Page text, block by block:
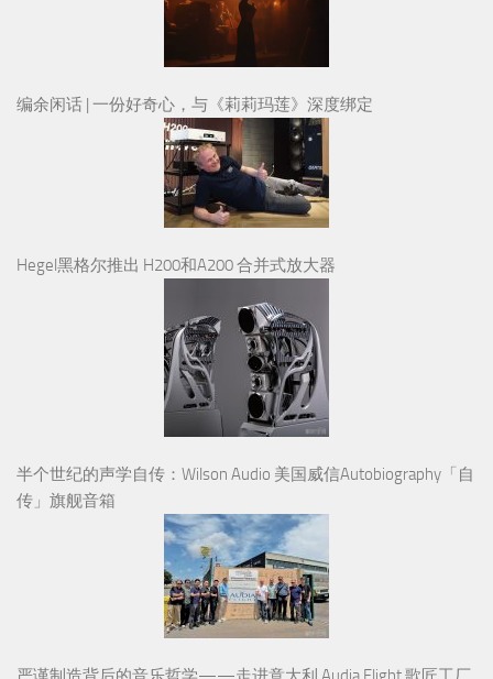
编余闲话 | 一份好奇心，与《莉莉玛莲》深度绑定
Hegel黑格尔推出 H200和A200 合并式放大器
半个世纪的声学自传：Wilson Audio 美国威信Autobiography「自
传」旗舰音箱